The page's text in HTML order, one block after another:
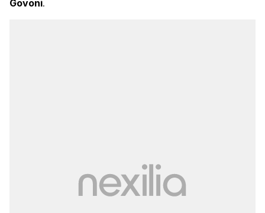
Govoni.